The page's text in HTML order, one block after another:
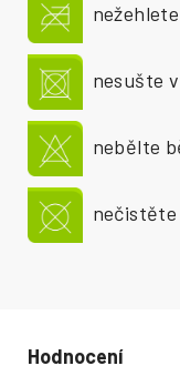
nežehlete
nesušte
nebělte